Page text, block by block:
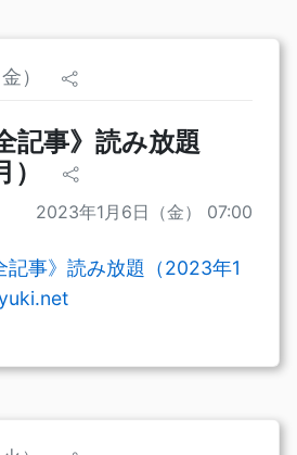
）
記事》読み放題
）
2023年1月6日（金） 07:00
記事》読み放題（2023年1